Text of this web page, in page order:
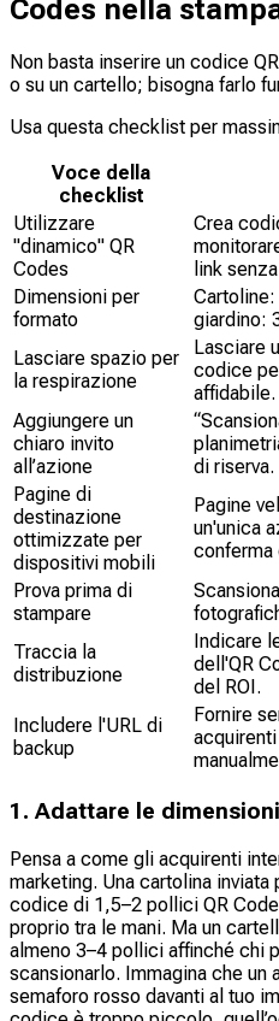
Codes nella
Non basta inserire un codice
o su un cartello; bisogna farlo
Usa questa checklist per
Voce della
checklist
Utilizzare
"dinamico" QR
Codes
Crea
link
Dimensioni per
formato
giardino:
Lasciare spazio per
la respirazione
Lasciare
codice
affidabile.
Aggiungere un
chiaro invito
all’azione
di riserva.
Pagine di
destinazione
ottimizzate per
dispositivi mobili
Pagine
un'unica
conferma
Prova prima di
stampare
Traccia la
distribuzione
Indicare
dell'QR
del ROI.
Includere l'URL di
backup
Fornire
1. Adattare le
Pensa a come gli acquirenti
marketing. Una cartolina
codice di 1,5–2 pollici QR
proprio tra le mani. Ma un
almeno 3–4 pollici affinché chi
scansionarlo. Immagina che un
semaforo rosso davanti al tuo